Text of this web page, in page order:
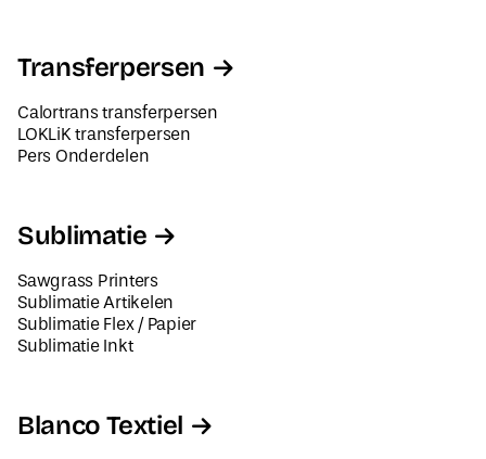
Transferpersen
Calortrans transferpersen
LOKLiK transferpersen
Pers Onderdelen
Sublimatie
Sawgrass Printers
Sublimatie Artikelen
Sublimatie Flex / Papier
Sublimatie Inkt
Blanco Textiel